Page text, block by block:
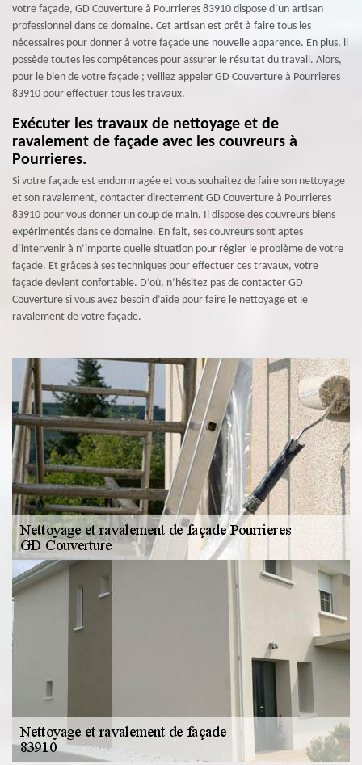
votre façade, GD Couverture à Pourrieres 83910 dispose d’un artisan
professionnel dans ce domaine. Cet artisan est prêt à faire tous les
nécessaires pour donner à votre façade une nouvelle apparence. En plus, il
possède toutes les compétences pour assurer le résultat du travail. Alors,
pour le bien de votre façade ; veillez appeler GD Couverture à Pourrieres
83910 pour effectuer tous les travaux.
Exécuter les travaux de nettoyage et de
ravalement de façade avec les couvreurs à
Pourrieres.
Si votre façade est endommagée et vous souhaitez de faire son nettoyage
et son ravalement, contacter directement GD Couverture à Pourrieres
83910 pour vous donner un coup de main. Il dispose des couvreurs biens
expérimentés dans ce domaine. En fait, ses couvreurs sont aptes
d’intervenir à n’importe quelle situation pour régler le problème de votre
façade. Et grâces à ses techniques pour effectuer ces travaux, votre
façade devient confortable. D’où, n’hésitez pas de contacter GD
Couverture si vous avez besoin d’aide pour faire le nettoyage et le
ravalement de votre façade.